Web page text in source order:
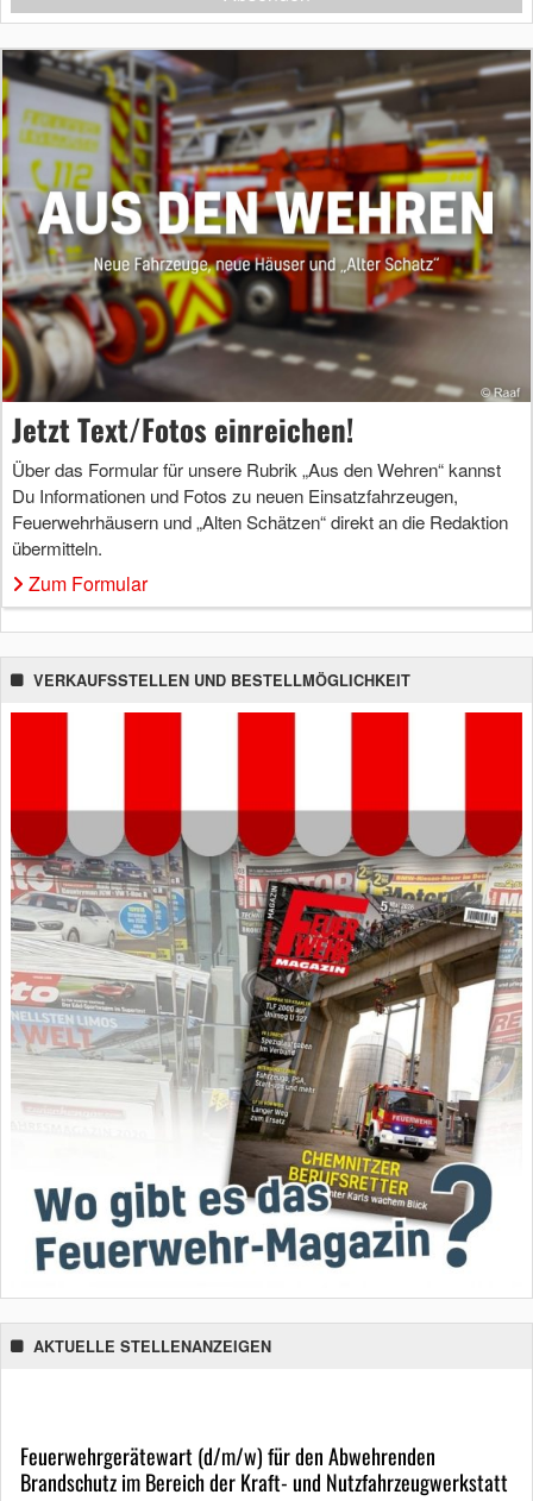
Jetzt Text/Fotos einreichen!
Über das Formular für unsere Rubrik „Aus den Wehren“ kannst
Du Informationen und Fotos zu neuen Einsatzfahrzeugen,
Feuerwehrhäusern und „Alten Schätzen“ direkt an die Redaktion
übermitteln.
Zum Formular
VERKAUFSSTELLEN UND BESTELLMÖGLICHKEIT
AKTUELLE STELLENANZEIGEN
Feuerwehrgerätewart (d/m/w) für den Abwehrenden
Brandschutz im Bereich der Kraft- und Nutzfahrzeugwerkstatt